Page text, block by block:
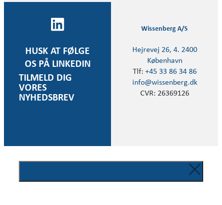
HUSK AT FØLGE
OS PÅ LINKEDIN
TILMELD DIG
VORES
NYHEDSBREV
Wissenberg A/S
Hejrevej 26, 4. 2400
København
Tlf: +45 33 86 34 86
info@wissenberg.dk
CVR: 26369126